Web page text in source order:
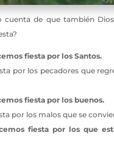
cuenta de que también
fiesta por los Santos.
por los pecadores que
fiesta por los buenos.
por los malos que se
fiesta por los que